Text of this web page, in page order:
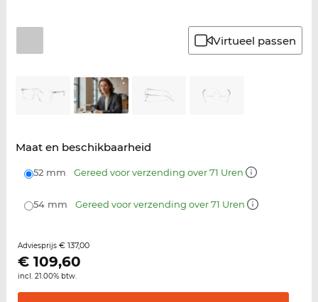
Virtueel passen
Maat en beschikbaarheid
52 mm Gereed voor verzending over 71 Uren
54 mm Gereed voor verzending over 71 Uren
Adviesprijs € 137,00
€ 109,60
incl. 21.00% btw.